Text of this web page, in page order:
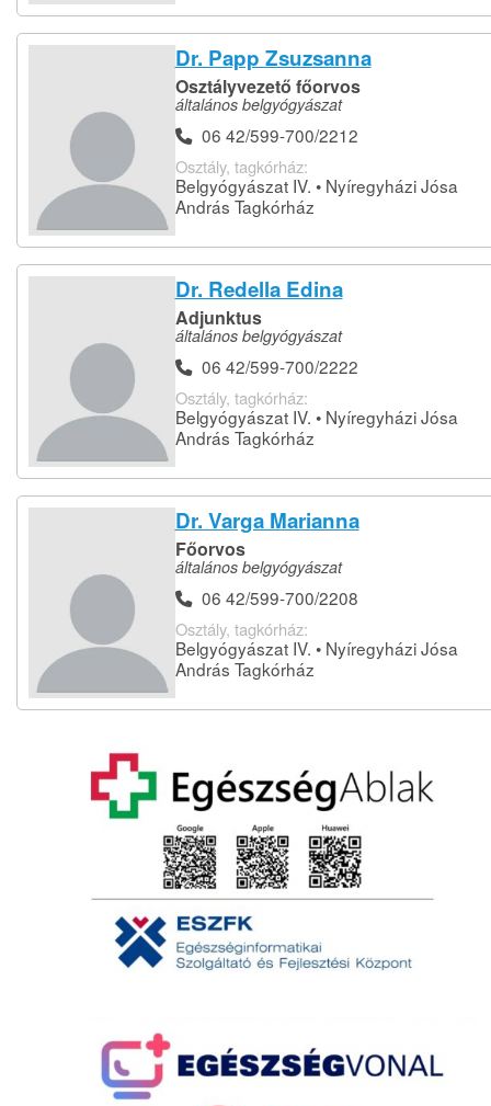
Dr. Papp Zsuzsanna
Osztályvezető főorvos
általános belgyógyászat
06 42/599-700/2212
Osztály, tagkórház:
Belgyógyászat IV. • Nyíregyházi Jósa
András Tagkórház
Dr. Redella Edina
Adjunktus
általános belgyógyászat
06 42/599-700/2222
Osztály, tagkórház:
Belgyógyászat IV. • Nyíregyházi Jósa
András Tagkórház
Dr. Varga Marianna
Főorvos
általános belgyógyászat
06 42/599-700/2208
Osztály, tagkórház:
Belgyógyászat IV. • Nyíregyházi Jósa
András Tagkórház